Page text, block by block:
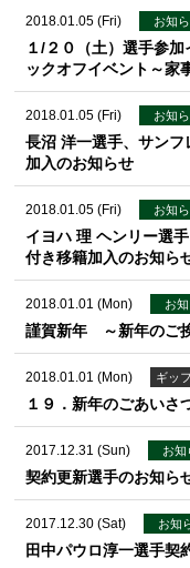
2018.01.05 (Fri) お知
１/２０（土）選手参
ックオフイベント～家
2018.01.05 (Fri) お知
長沼 洋一選手、サン
加入のお知らせ
2018.01.05 (Fri) お知
イヨハ 理 ヘンリー選
付き移籍加入のお知ら
2018.01.01 (Mon) お
謹賀新年 ～新年のご
2018.01.01 (Mon) ギッ
１９．新年のごあいさ
2017.12.31 (Sun) お知
契約更新選手のお知ら
2017.12.30 (Sat) お知
田中パウロ淳一選手契